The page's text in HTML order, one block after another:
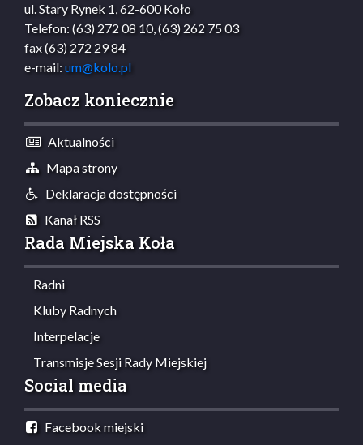
ul. Stary Rynek 1, 62-600 Koło
Telefon: (63) 272 08 10, (63) 262 75 03
fax (63) 272 29 84
e-mail: um@kolo.pl
Zobacz koniecznie
Aktualności
Mapa strony
Deklaracja dostępności
Kanał RSS
Rada Miejska Koła
Radni
Kluby Radnych
Interpelacje
Transmisje Sesji Rady Miejskiej
Social media
Facebook miejski